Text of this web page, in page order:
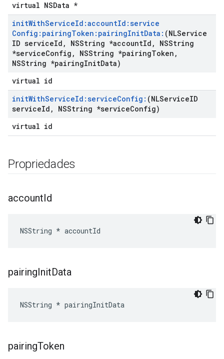
virtual NSData *
initWithServiceId:accountId:service
Config:pairingToken:pairingInitData: (NLService
ID serviceId , NSString *accountId ,
NSString
*serviceConfig , NSString *pairingToken ,
NSString *pairingInitData)
virtual id
initWithServiceId:serviceConfig: (NLServiceID
serviceId , NSString *serviceConfig)
virtual id
Propriedades
accountId
NSString * accountId
pairingInitData
NSString * pairingInitData
pairingToken